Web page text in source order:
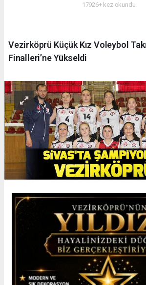
17926+ kez okundu.
Vezirköprü Küçük Kız Voleybol
Finalleri’ne Yükseldi